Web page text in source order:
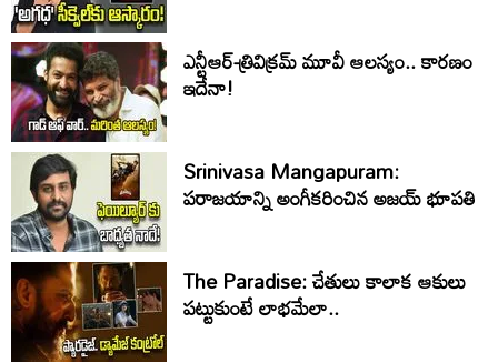
ఎన్టీఆర్-త్రివిక్రమ్ మూవీ ఆలస్యం.. కారణం
ఇదేనా!
Srinivasa Mangapuram:
పరాజయాన్ని అంగీకరించిన అజయ్ భూపతి
The Paradise: చేతులు కాలాక ఆకులు
పట్టుకుంటే లాభమేలా..